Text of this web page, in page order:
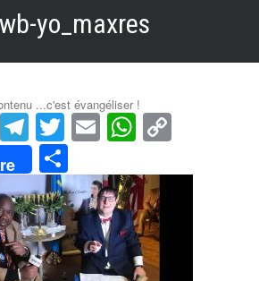
yo_maxres
...c'est évangéliser !
Messenger
Telegram
Twitter
Email